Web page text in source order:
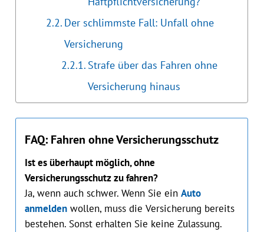
Der schlimmste Fall: Unfall ohne
Versicherung
Strafe über das Fahren ohne
Versicherung hinaus
FAQ: Fahren ohne Versicherungsschutz
Ist es überhaupt möglich, ohne
Versicherungsschutz zu fahren?
Ja, wenn auch schwer. Wenn Sie ein Auto
anmeldenwollen, muss die Versicherung bereits
bestehen. Sonst erhalten Sie keine Zulassung.